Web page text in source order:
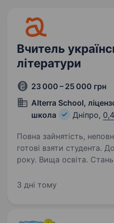
Вчитель
літератури
23 000 – 25 000 грн
Alterra School,
школа
Дніпро,
Повна зайнятість,
готові взяти студента.
року. Вища освіта. Стань наставником, який
Ми — Alterra School —
містах України ми
3 дні тому